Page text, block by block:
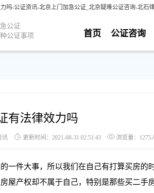
吗-公证资讯-北京上门加急公证_北京疑难公证咨询-北石
公证
公证事项
公证咨询
首页
有法律效力吗
讯 更新时间：2021-08-31 02:51:43 浏览量：1275
件大事，所以我们在自己有打算买房的
屋产权却不属于自己，特别是那些买二手